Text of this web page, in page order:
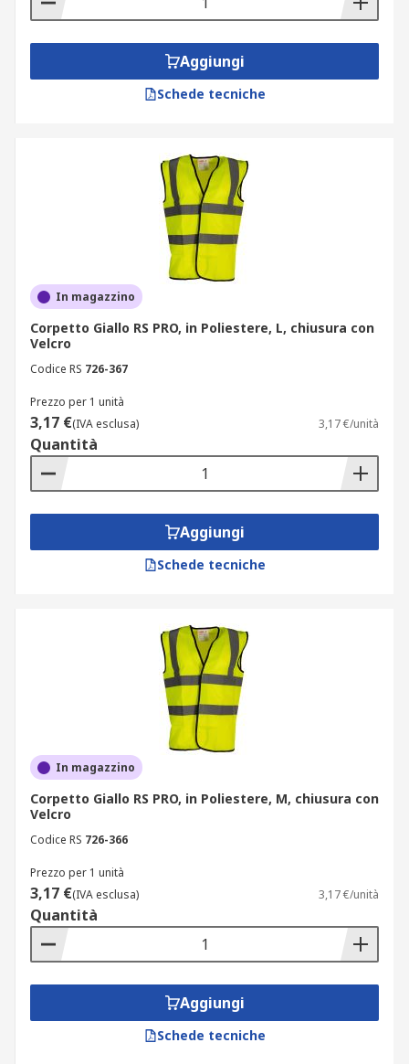
Aggiungi
Schede tecniche
In magazzino
Corpetto Giallo RS PRO, in Poliestere, L, chiusura con
Velcro
Codice RS 726-367
Prezzo per 1 unità
3,17 €(IVA esclusa) 3,17 €/unità
Quantità
Aggiungi
Schede tecniche
In magazzino
Corpetto Giallo RS PRO, in Poliestere, M, chiusura con
Velcro
Codice RS 726-366
Prezzo per 1 unità
3,17 €(IVA esclusa) 3,17 €/unità
Quantità
Aggiungi
Schede tecniche